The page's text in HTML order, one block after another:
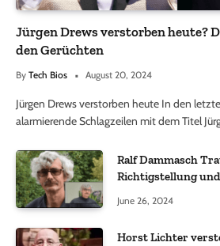
Jürgen Drews verstorben heute?
den Gerüchten
By Tech Bios August 20, 2024
Jürgen Drews verstorben heute In den
alarmierende Schlagzeilen mit dem Titel
Ralf Dammasch
Richtigstellung
June 26, 2024
Horst Lichter